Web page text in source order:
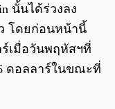
นั้นได้ร่วงลง
โดยก่อนหน้านี้
เมื่อวันพฤหัสฯที่
ดอลลาร์ในขณะที่